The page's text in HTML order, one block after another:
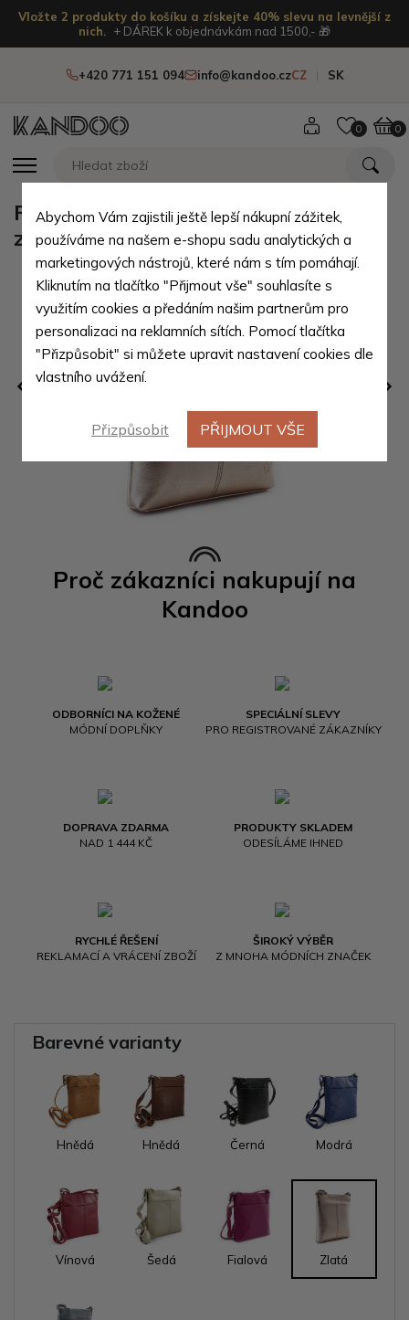
Vložte 2 produkty do košíku a získejte 40% slevu na levnější z
nich.
+ DÁREK k objednávkám nad 1500,- 🎁
+420 771 151 094 info@kandoo.czCZ SK
0 0
Proč zákazníci nakupují na
Kandoo
ODBORNÍCI NA KOŽENÉ
MÓDNÍ DOPLŇKY
SPECIÁLNÍ SLEVY
PRO REGISTROVANÉ ZÁKAZNÍKY
DOPRAVA ZDARMA
NAD 1 444 KČ
PRODUKTY SKLADEM
ODESÍLÁME IHNED
RYCHLÉ ŘEŠENÍ
REKLAMACÍ A VRÁCENÍ ZBOŽÍ
ŠIROKÝ VÝBĚR
Z MNOHA MÓDNÍCH ZNAČEK
Růžovozlatá dámská kožená
zipová crossbody kabelka Jenny
Barevné varianty
Hnědá Hnědá Černá Modrá
Vínová Šedá Fialová Zlatá
Abychom Vám zajistili ještě lepší nákupní zážitek,
používáme na našem e-shopu sadu analytických a
marketingových nástrojů, které nám s tím pomáhají.
Kliknutím na tlačítko "Přijmout vše" souhlasíte s
využitím cookies a předáním našim partnerům pro
personalizaci na reklamních sítích. Pomocí tlačítka
"Přizpůsobit" si můžete upravit nastavení cookies dle
vlastního uvážení.
Přizpůsobit PŘIJMOUT VŠE